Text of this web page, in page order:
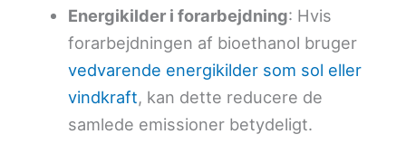
Energikilder i forarbejdning: Hvis
forarbejdningen af bioethanol bruger
vedvarende energikilder som sol eller
vindkraft, kan dette reducere de
samlede emissioner betydeligt.